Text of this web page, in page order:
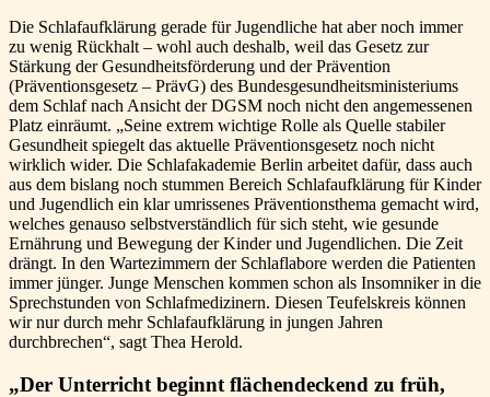
Die Schlafaufklärung gerade für Jugendliche hat aber noch immer
zu wenig Rückhalt – wohl auch deshalb, weil das Gesetz zur
Stärkung der Gesundheitsförderung und der Prävention
(Präventionsgesetz – PrävG) des Bundesgesundheitsministeriums
dem Schlaf nach Ansicht der DGSM noch nicht den angemessenen
Platz einräumt. „Seine extrem wichtige Rolle als Quelle stabiler
Gesundheit spiegelt das aktuelle Präventionsgesetz noch nicht
wirklich wider. Die Schlafakademie Berlin arbeitet dafür, dass auch
aus dem bislang noch stummen Bereich Schlafaufklärung für Kinder
und Jugendlich ein klar umrissenes Präventionsthema gemacht wird,
welches genauso selbstverständlich für sich steht, wie gesunde
Ernährung und Bewegung der Kinder und Jugendlichen. Die Zeit
drängt. In den Wartezimmern der Schlaflabore werden die Patienten
immer jünger. Junge Menschen kommen schon als Insomniker in die
Sprechstunden von Schlafmedizinern. Diesen Teufelskreis können
wir nur durch mehr Schlafaufklärung in jungen Jahren
durchbrechen“, sagt Thea Herold.
„Der Unterricht beginnt flächendeckend zu früh,